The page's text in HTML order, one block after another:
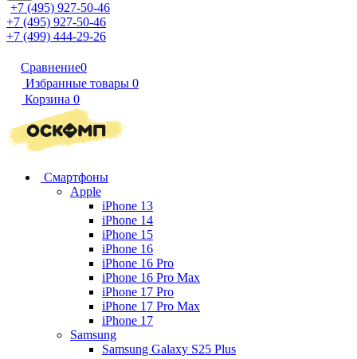
+7 (495) 927-50-46
+7 (495) 927-50-46
+7 (499) 444-29-26
Сравнение0
Избранные товары 0
Корзина 0
Смартфоны
Apple
iPhone 13
iPhone 14
iPhone 15
iPhone 16
iPhone 16 Pro
iPhone 16 Pro Max
iPhone 17 Pro
iPhone 17 Pro Max
iPhone 17
Samsung
Samsung Galaxy S25 Plus